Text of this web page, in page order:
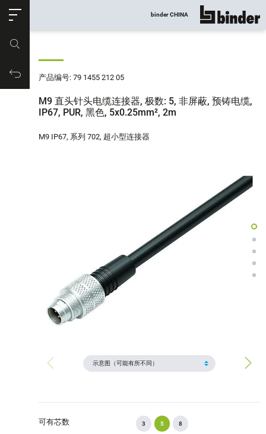
购物车
binder CHINA 显示所有
产品编号: 79 1455 212 05
M9 直头针头电缆连接器, 极数: 5, 非屏蔽, 预铸电缆,
IP67, PUR, 黑色, 5x0.25mm², 2m
M9 IP67, 系列 702, 超小型连接器
可有芯数 3 5 8